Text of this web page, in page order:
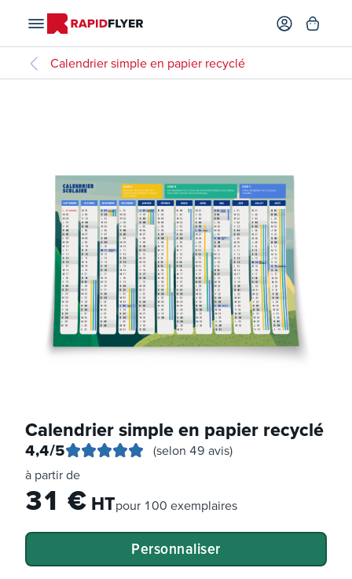
Calendrier simple en papier recyclé
Calendrier simple en papier recyclé
4,4/5
(selon 49 avis)
à partir de
31 €HTpour 100 exemplaires
Personnaliser